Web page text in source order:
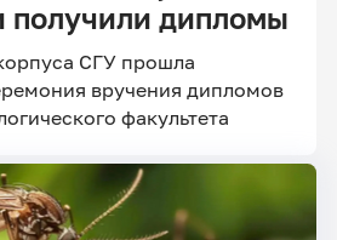
получили дипломы
СГУ прошла
вручения дипломов
факультета